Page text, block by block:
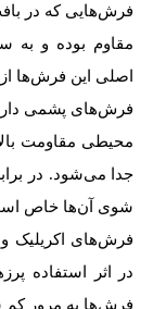
فرش‌هایی که در
مقاوم بوده و به
اصلی این فرش‌ها
فرش‌های پشمی
محیطی مقاومت
جدا می‌شود. در
شوی آن‌ها خاص
فرش‌های اکریلیک
در اثر استفاده
فرش‌ها به مرور کم